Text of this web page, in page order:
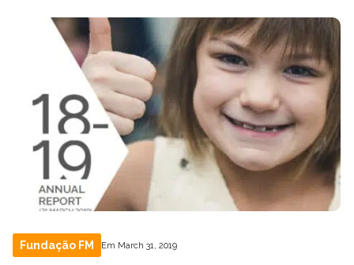
Fundação FM Em March 31, 2019